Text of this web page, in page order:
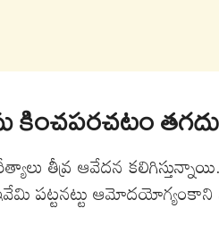
కించపరచటం తగదు
తీవ్ర ఆవేదన
పట్టనట్టు ఆమోదయోగ్యంకాని